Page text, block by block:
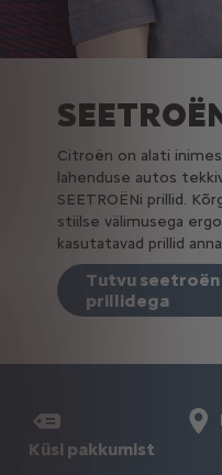
Citroën on alati
lahenduse autos
SEETROËNi prillid.
stiilse välimusega
kasutatavad prillid
Tutvu seetroën
prillidega
Küsi pakkumist